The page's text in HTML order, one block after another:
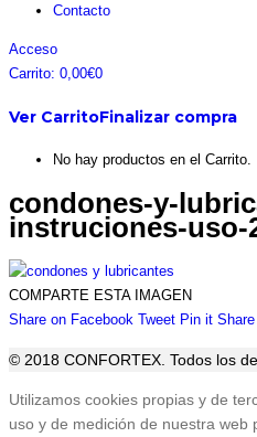
Contacto
Facebook
page
in
Instagram
page
in
Pinterest
page
in
Twitter
page
in
Acceso
Carrito: 0,00€0
Ver CarritoFinalizar compra
No hay productos en el Carrito.
condones-y-
instruciones-uso-
COMPARTE ESTA IMAGEN
Share on Facebook Share
Facebook
TweetShare
Twitter
Pin itShare
© 2018 CONFORTEX. Todos los
Ir
a
Utilizamos cookies propias y de
uso y de medición de nuestra web